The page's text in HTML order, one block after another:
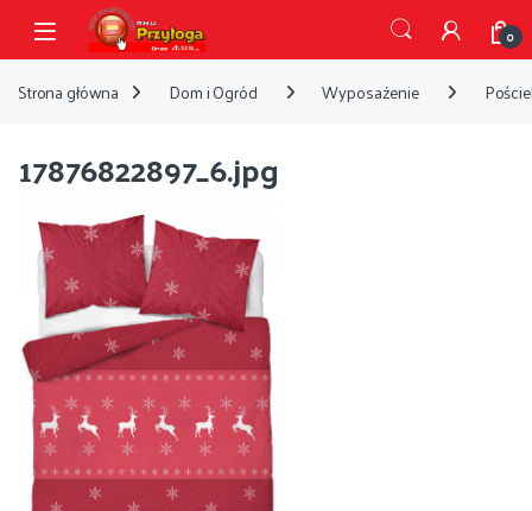
Przejdź do nawigacji
Przejdź do treści
Open 0
Strona główna Dom i Ogród Wyposażenie
17876822897_6.jpg